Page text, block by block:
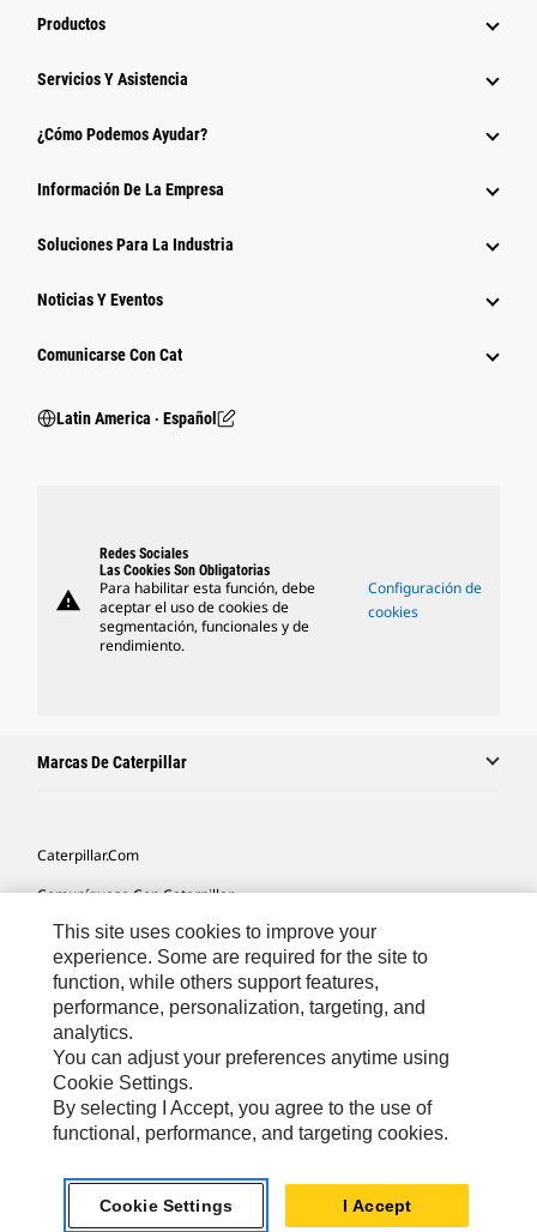
Productos
Servicios Y Asistencia
¿Cómo Podemos Ayudar?
Información De La Empresa
Soluciones Para La Industria
Noticias Y Eventos
Comunicarse Con Cat
Latin America ‧ Español
warning
Redes Sociales
Las Cookies Son Obligatorias
Para habilitar esta función, debe
aceptar el uso de cookies de
segmentación, funcionales y de
rendimiento.
Configuración de
cookies
Marcas De Caterpillar
Caterpillar.com
Comuníquese Con Caterpillar
Mis Preferencias De Marketing
Mapa Del Sitio
Cookie Settings
Avisos Legales
Privacidad
Español
reservados.
This site uses cookies to improve your
experience. Some are required for the site to
function, while others support features,
performance, personalization, targeting, and
analytics.
You can adjust your preferences anytime using
Cookie Settings.
By selecting I Accept, you agree to the use of
functional, performance, and targeting cookies.
Cookie Settings I Accept